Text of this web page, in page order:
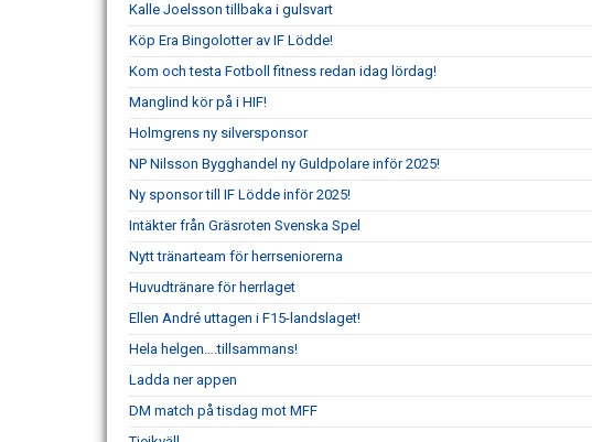
Kalle Joelsson tillbaka i gulsvart
Köp Era Bingolotter av IF Lödde!
Kom och testa Fotboll fitness redan idag lördag!
Manglind kör på i HIF!
Holmgrens ny silversponsor
NP Nilsson Bygghandel ny Guldpolare inför 2025!
Ny sponsor till IF Lödde inför 2025!
Intäkter från Gräsroten Svenska Spel
Nytt tränarteam för herrseniorerna
Huvudtränare för herrlaget
Ellen André uttagen i F15-landslaget!
Hela helgen….tillsammans!
Ladda ner appen
DM match på tisdag mot MFF